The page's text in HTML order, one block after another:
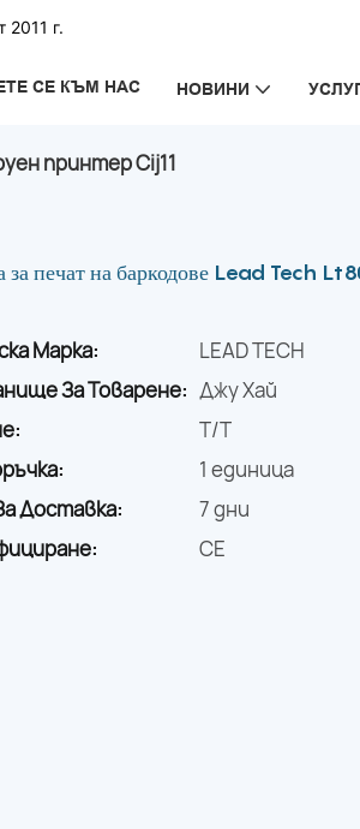
2011 г.
СЕ КЪМ НАС НОВИНИ
принтер Cij11
печат на баркодове Lead Tech
Марка:
LEAD TECH
За Товарене: Джу Хай
T/T
1 единица
Доставка:
7 дни
CE